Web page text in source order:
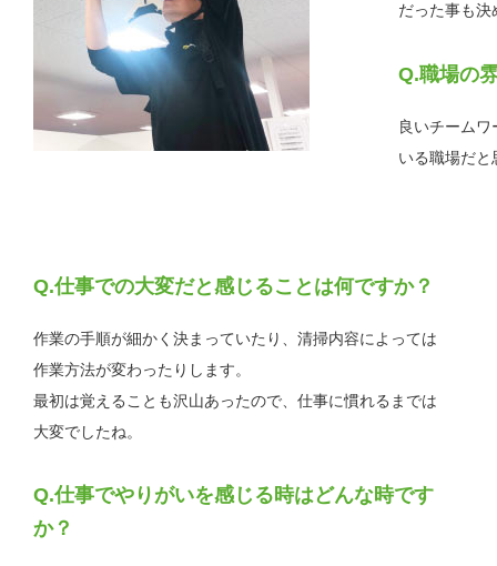
だった事も決
職場の
良いチーム
いる職場だと
仕事での大変だと感じることは何ですか？
作業の手順が細かく決まっていたり、清掃内容によっては
作業方法が変わったりします。
最初は覚えることも沢山あったので、仕事に慣れるまでは
大変でしたね。
仕事でやりがいを感じる時はどんな時です
か？